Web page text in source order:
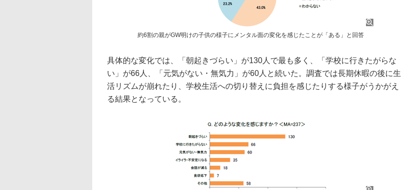
約6割の親がGW明けの子供の様子にメンタル面の変化を感じたことが「ある」と回答
具体的な変化では、「朝起きづらい」が130人で最も多く、「学校に行きたがらな
い」が66人、「元気がない・無気力」が60人と続いた。調査では長期休暇の後に生
活リズムが崩れたり、学校生活への切り替えに負担を感じたりする様子がうかがえ
る結果となっている。